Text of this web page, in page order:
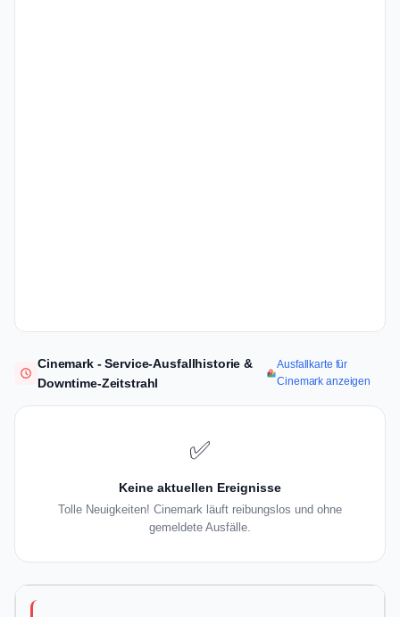
Cinemark - Service-Ausfallhistorie &
Downtime-Zeitstrahl
Ausfallkarte für
Cinemark anzeigen
✅
Keine aktuellen Ereignisse
Tolle Neuigkeiten! Cinemark läuft reibungslos und ohne
gemeldete Ausfälle.